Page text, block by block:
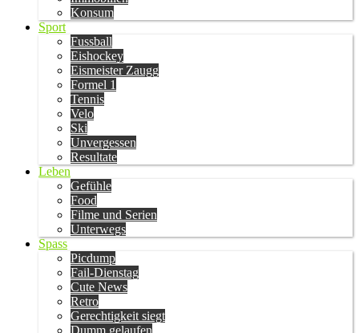
Konsum
Sport
Fussball
Eishockey
Eismeister Zaugg
Formel 1
Tennis
Velo
Ski
Unvergessen
Resultate
Leben
Gefühle
Food
Filme und Serien
Unterwegs
Spass
Picdump
Fail-Dienstag
Cute News
Retro
Gerechtigkeit siegt
Dumm gelaufen